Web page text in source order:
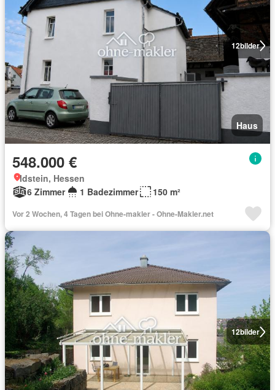
12bilder
Haus
548.000 €
Idstein, Hessen
6 Zimmer
1 Badezimmer 150 m²
Vor 2 Wochen, 4 Tagen bei Ohne-makler - Ohne-Makler.net
12bilder